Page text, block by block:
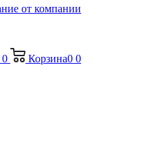
0 Корзина0 0